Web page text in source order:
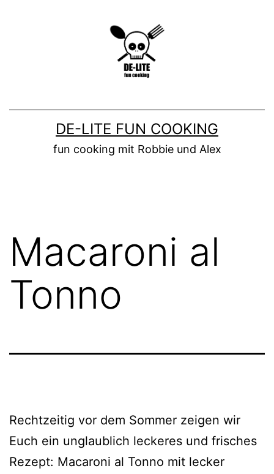
DE-LITE FUN COOKING
fun cooking mit Robbie und Alex
Macaroni al
Tonno
Rechtzeitig vor dem Sommer zeigen wir
Euch ein unglaublich leckeres und frisches
Rezept: Macaroni al Tonno mit lecker